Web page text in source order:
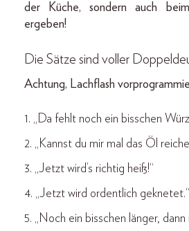
der Küche, sondern auch
ergeben!
Die Sätze sind voller
Achtung, Lachflash
1. „Da fehlt noch ein bisschen
2. „Kannst du mir mal das Öl
3. „Jetzt wird’s richtig heiß!“
4. „Jetzt wird ordentlich geknetet.“
5. „Noch ein bisschen länger,